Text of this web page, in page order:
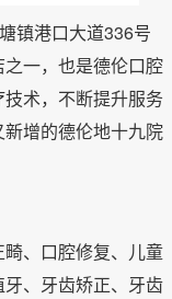
镇港口大道336号
一，也是德伦口腔
术，不断提升服务
增的德伦地十九院
、口腔修复、儿童
、牙齿矫正、牙齿